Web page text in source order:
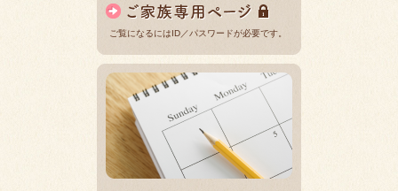
ご覧になるにはID／パスワードが必要です。